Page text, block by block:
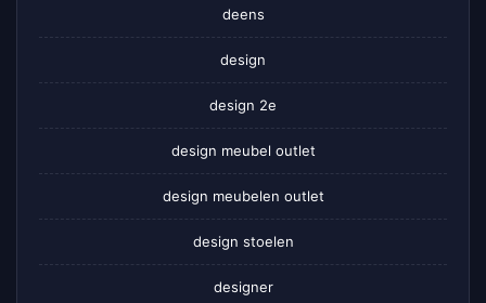
deens
design
design 2e
design meubel outlet
design meubelen outlet
design stoelen
designer